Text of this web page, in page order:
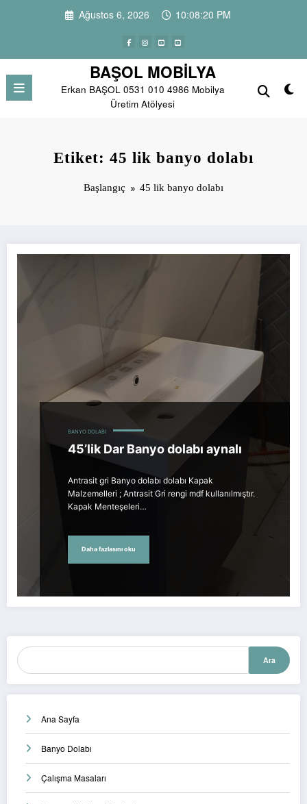
Ağustos 6, 2026 10:08:20 PM
BAŞOL MOBİLYA
Erkan BAŞOL 0531 010 4986 Mobilya
Üretim Atölyesi
Etiket: 45 lik banyo dolabı
Başlangıç 45 lik banyo dolabı
BANYO DOLABI
45’lik Dar Banyo dolabı aynalı
Antrasit gri Banyo dolabı dolabı Kapak
Malzemelleri ; Antrasit Gri rengi mdf kullanılmıştır.
Kapak Menteşeleri…
Daha fazlasını oku
Ara Ara
Ana Sayfa
Banyo Dolabı
Çalışma Masaları